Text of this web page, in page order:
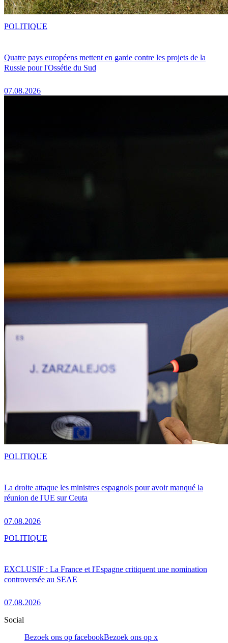
Quatre pays européens mettent en garde contre les projets de la
Russie pour l'Ossétie du Sud
07.08.2026
POLITIQUE
La droite attaque les ministres espagnols pour avoir manqué la
réunion de l'UE sur Ceuta
07.08.2026
POLITIQUE
EXCLUSIF : La France et l'Espagne critiquent une nomination
controversée au SEAE
07.08.2026
POLITIQUE
Social
Bezoek ons op facebookBezoek ons op x